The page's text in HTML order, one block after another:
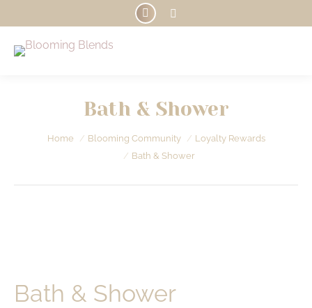
Instagram
window
Search:
Bath & Shower
Je bent hier:
Home Blooming Community
Loyalty Rewards
Bath & Shower
Bath & Shower